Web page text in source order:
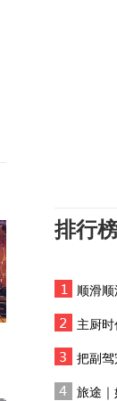
排行
顺滑
主厨
把副
旅途｜